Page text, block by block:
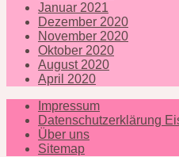
Januar 2021
Dezember 2020
November 2020
Oktober 2020
August 2020
April 2020
Impressum
Datenschutzerklärung
Über uns
Sitemap